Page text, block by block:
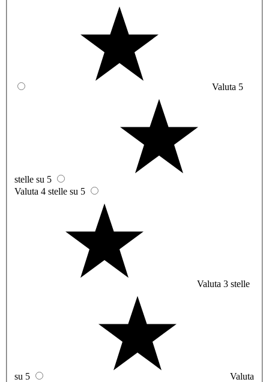
Valuta 5
stelle su 5
Valuta 4 stelle su 5
Valuta 3 stelle
su 5
Valuta